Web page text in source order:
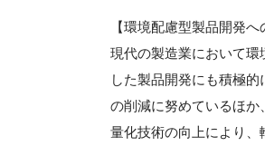
【環境配慮型製品開発へ
現代の製造業において
した製品開発にも積極
の削減に努めているほ
量化技術の向上により